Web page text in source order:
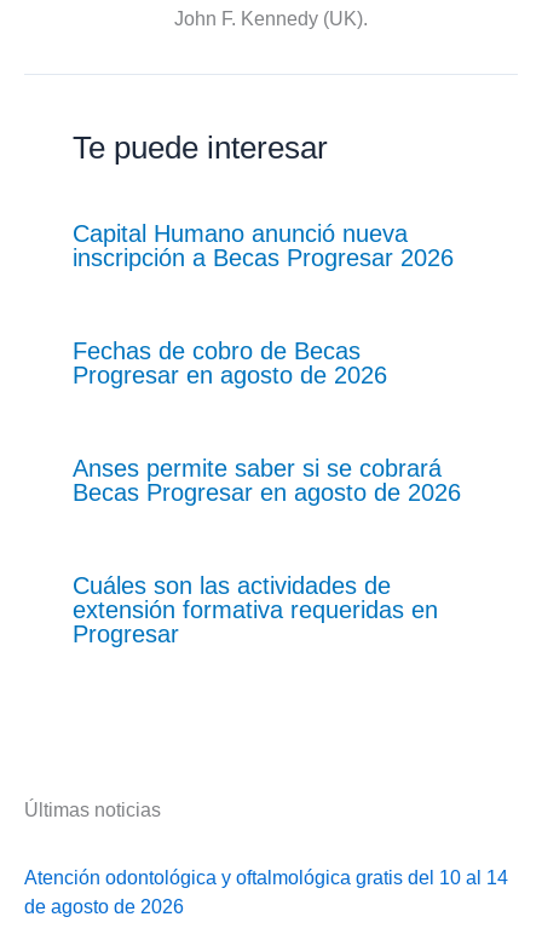
John F. Kennedy (UK).
Te puede interesar
Capital Humano anunció nueva
inscripción a Becas Progresar 2026
Fechas de cobro de Becas
Progresar en agosto de 2026
Anses permite saber si se cobrará
Becas Progresar en agosto de 2026
Cuáles son las actividades de
extensión formativa requeridas en
Progresar
Últimas noticias
Atención odontológica y oftalmológica gratis del 10 al 14
de agosto de 2026